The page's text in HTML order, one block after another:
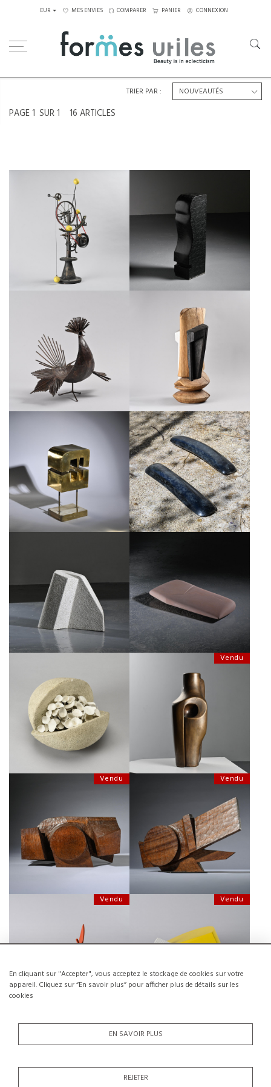
En cliquant sur "Accepter", vous acceptez le stockage de cookies sur votre
appareil. Cliquez sur “En savoir plus” pour afficher plus de détails sur les
cookies
EN SAVOIR PLUS
REJETER
EUR MES ENVIES COMPARER PANIER CONNEXION
PAGE1 SUR 1 16 ARTICLES
TRIER PAR :
SCULPTURE CINÉTIQUE EN
MÉTAL, SUISSE, CIRCA 1996
€950
SCULPTURE ABSTRAITE EN
DIABASE PAR ROBERT
NEUHAUSER, SUISSE, CIRCA 1985
€1,800
SCULPTURE COQ PAR MICHEL
ANASSE, FRANCE CIRCA 1960
€1,200
SCULPTURE ABSTRAITE PAR
ALEX HERZOG, ZURICH, SUISSE,
CIRCA 1970
€1,000
SCULPTURE EN LAITON PAR LYSE
OUDOIRE, FRANCE, ANNÉES 1970
€1,600
SCULPTURE EN DIABASE NOIR
PAR ROBERT NEUHAUSER, SUISSE
CIRCA 1985
€1,900
SCULPTURE EN BÉTON
CELLULAIRE PAR ROBERT
NEUHAUSER, SUISSE ANNÉES
1980
€1,200
GRÈS ROSE PAR ROBERT
NEUHAUSER, SUISSE ANNÉES
1980
€1,400
SCULPTURE EN PIERRE ET BISCUIT
DE PORCELAINE, FRANCE
€650SOLDÉ €300
Vendu
SCULPTURE EN BRONZE PAR
ROBERT NEUHAUSER, SUISSE
ANNÉES 1980
Vendu
SCULPTURE EN BOIS PAR KOU
WAKABAYASHI, JAPON, CIRCA
1970
Vendu
SCULPTURE SIGNÉE
WAKABAYASHI, JAPON, 1971
Vendu
SCULPTURE ABSTRAITE PAR
Vendu
SCULPTURE PAR PAOLO
Vendu Vendu
BAS-RELIEF PAR ROBERT
LIENHARD, SUISSE, CIRCA 1970